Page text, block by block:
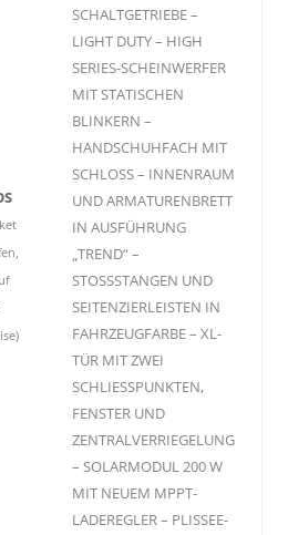
SCHALTGETRIEBE –
LIGHT DUTY – HIGH
SERIES-SCHEINWERFER
MIT STATISCHEN
BLINKERN –
HANDSCHUHFACH MIT
SCHLOSS – INNENRAUM
UND ARMATURENBRETT
IN AUSFÜHRUNG
„TREND“ –
STOSSSTANGEN UND
SEITENZIERLEISTEN IN
FAHRZEUGFARBE – XL-
TÜR MIT ZWEI
SCHLIESSPUNKTEN,
FENSTER UND
ZENTRALVERRIEGELUNG
– SOLARMODUL 200 W
MIT NEUEM MPPT-
LADEREGLER – PLISSEE-